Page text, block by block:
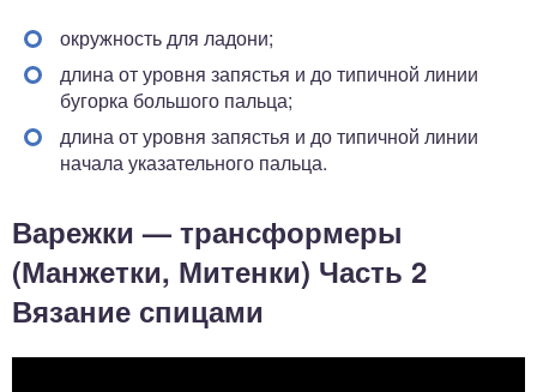
окружность для ладони;
длина от уровня запястья и до типичной линии
бугорка большого пальца;
длина от уровня запястья и до типичной линии
начала указательного пальца.
Варежки — трансформеры
(Манжетки, Митенки) Часть 2
Вязание спицами